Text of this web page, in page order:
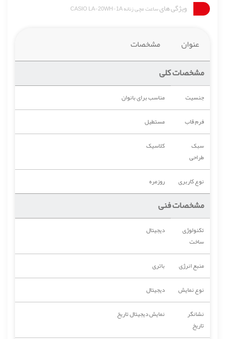
ویژگی هایساعت مچی زنانه CASIO LA-20WH-1A
عنوان مشخصات
مشخصات کلی
جنسیت
مناسب برای بانوان
فرم قاب
مستطیل
سبک
طراحی
کلاسیک
نوع کاربری روزمره
مشخصات فنی
تکنولوژی
ساخت
دیجیتال
منبع انرژی
باتری
نوع نمایش
دیجیتال
نشانگر
تاریخ
نمایش دیجیتال تاریخ